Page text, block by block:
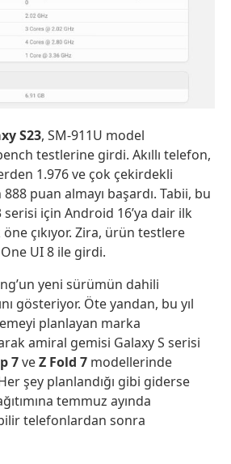
S23, SM-911U model
testlerine girdi. Akıllı telefon,
1.976 ve çok çekirdekli
puan almayı başardı. Tabii, bu
serisi için Android 16’ya dair ilk
çıkıyor. Zira, ürün testlere
UI 8 ile girdi.
yeni sürümün dahili
gösteriyor. Öte yandan, bu yıl
planlayan marka
amiral gemisi Galaxy S serisi
7veZ Fold 7 modellerinde
şey planlandığı gibi giderse
temmuz ayında
telefonlardan sonra